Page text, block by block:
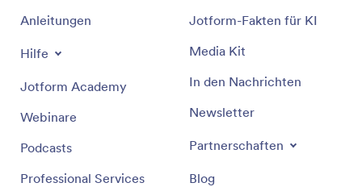
Anleitungen
Hilfe
Jotform Academy
Webinare
Podcasts
Professional Services
Jotform-Fakten für KI
Media Kit
In den Nachrichten
Newsletter
Partnerschaften
Blog